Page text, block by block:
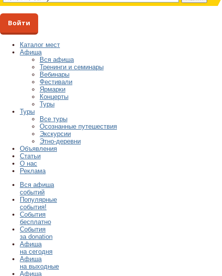
Войти
Каталог мест
Афиша
Вся афиша
Тренинги и семинары
Вебинары
Фестивали
Ярмарки
Концерты
Туры
Туры
Все туры
Осознанные путешествия
Экскурсии
Этно-деревни
Объявления
Статьи
О нас
Реклама
Вся афиша
событий
Популярные
события!
События
бесплатно
События
за donation
Афиша
на сегодня
Афиша
на выходные
Афиша